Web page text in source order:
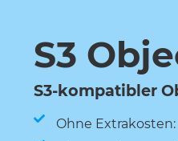
S3
S3-kompatibler
Ohne